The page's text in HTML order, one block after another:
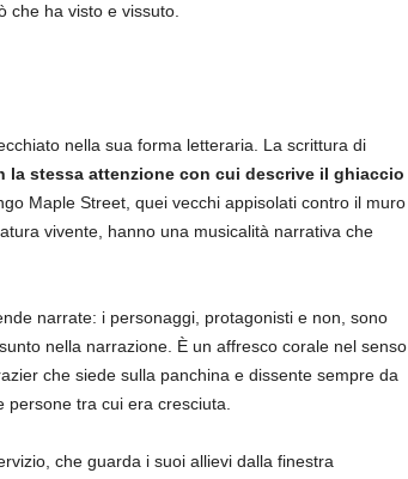
che ha visto e vissuto.
nella sua forma letteraria. La scrittura di
la stessa attenzione con cui descrive il ghiaccio
Maple Street, quei vecchi appisolati contro il muro
vivente, hanno una musicalità narrativa che
narrate: i personaggi, protagonisti e non, sono
nella narrazione. È un affresco corale nel senso
che siede sulla panchina e dissente sempre da
tra cui era cresciuta.
che guarda i suoi allievi dalla finestra